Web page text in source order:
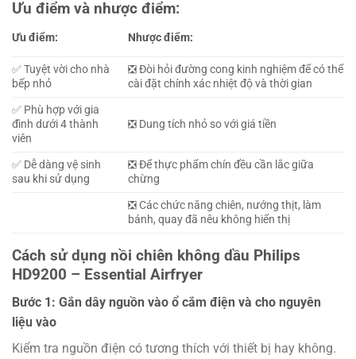
Ưu điểm và nhược điểm:
Ưu điểm: Nhược điểm:
✅ Tuyệt vời cho nhà
bếp nhỏ
❎ Đòi hỏi đường cong kinh nghiệm để có thể
cài đặt chính xác nhiệt độ và thời gian
✅ Phù hợp với gia
đình dưới 4 thành
viên
❎ Dung tích nhỏ so với giá tiền
✅ Dễ dàng vệ sinh
sau khi sử dụng
❎ Để thực phẩm chín đều cần lắc giữa
chừng
❎ Các chức năng chiên, nướng thịt, làm
bánh, quay đã nêu không hiển thị
Cách sử dụng nồi chiên không dầu Philips
HD9200 – Essential Airfryer
Bước 1: Gắn dây nguồn vào ổ cắm điện và cho nguyên
liệu vào
Kiểm tra nguồn điện có tương thích với thiết bị hay không.